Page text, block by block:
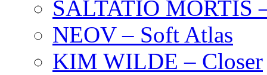
SALTATIO MORTIS
NEOV – Soft Atlas
KIM WILDE – Closer